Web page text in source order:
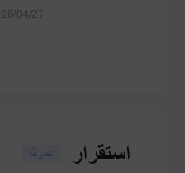
استقرار عمومًا